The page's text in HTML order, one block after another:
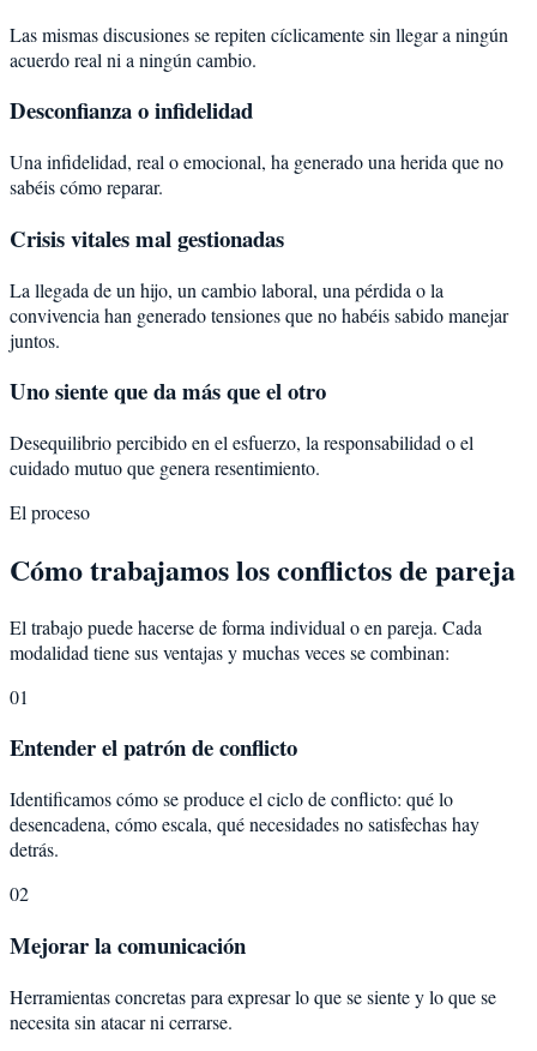
Las mismas discusiones se repiten cíclicamente sin llegar a ningún
acuerdo real ni a ningún cambio.
Desconfianza o infidelidad
Una infidelidad, real o emocional, ha generado una herida que no
sabéis cómo reparar.
Crisis vitales mal gestionadas
La llegada de un hijo, un cambio laboral, una pérdida o la
convivencia han generado tensiones que no habéis sabido manejar
juntos.
Uno siente que da más que el otro
Desequilibrio percibido en el esfuerzo, la responsabilidad o el
cuidado mutuo que genera resentimiento.
El proceso
Cómo trabajamos los conflictos de pareja
El trabajo puede hacerse de forma individual o en pareja. Cada
modalidad tiene sus ventajas y muchas veces se combinan:
01
Entender el patrón de conflicto
Identificamos cómo se produce el ciclo de conflicto: qué lo
desencadena, cómo escala, qué necesidades no satisfechas hay
detrás.
02
Mejorar la comunicación
Herramientas concretas para expresar lo que se siente y lo que se
necesita sin atacar ni cerrarse.